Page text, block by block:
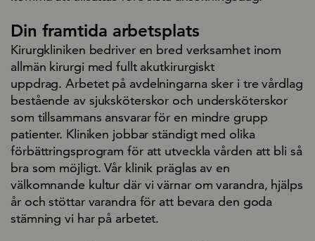
Din framtida arbetsplats
Kirurgkliniken bedriver en bred verksamhet inom
allmän kirurgi med fullt akutkirurgiskt
uppdrag. Arbetet på avdelningarna sker i tre vårdlag
bestående av sjuksköterskor och undersköterskor
som tillsammans ansvarar för en mindre grupp
patienter. Kliniken jobbar ständigt med olika
förbättringsprogram för att utveckla vården att bli så
bra som möjligt. Vår klinik präglas av en
välkomnande kultur där vi värnar om varandra, hjälps
år och stöttar varandra för att bevara den goda
stämning vi har på arbetet.